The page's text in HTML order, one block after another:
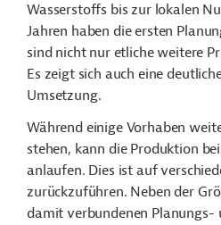
Wasserstoffs bis zur lokalen
Jahren haben die ersten
sind nicht nur etliche weitere
Es zeigt sich auch eine
Umsetzung.
Während einige Vorhaben
stehen, kann die Produktion
anlaufen. Dies ist auf
zurückzuführen. Neben der
damit verbundenen Planungs-